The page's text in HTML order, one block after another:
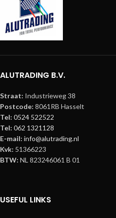
ALUTRADING B.V.
Straat: Industrieweg 38
Postcode: 8061RB Hasselt
Tel: 0524 522522
Tel: 062 1321128
E-mail: info@alutrading.nl
Kvk: 51366223
BTW: NL 823246061 B 01
USEFUL LINKS